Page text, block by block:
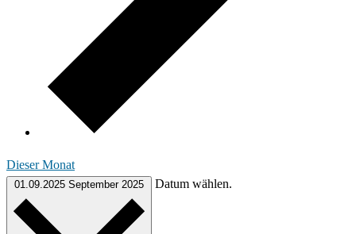
Dieser Monat
01.09.2025 September 2025 Datum wählen.